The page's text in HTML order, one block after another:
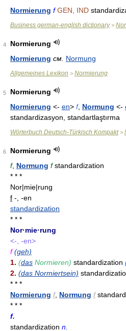
Normierung f GEN, IND
Business german-english dictionary>
4
Normierung
Normierung см. Normung
Allgemeines Lexikon > Normierung
5
Normierung
Normierung <- en> f, Normung <-
standardizasyon, standartlaştırma
Wörterbuch Deutsch-Türkisch Kompakt>
6
Normierung
f, Normung fstandardization
* * *
Nor|mie|rung
f -, -en
standardization
* * *
Nor·mie·rung
<-, -en>
f (geh)
1. (das Normieren) standardization
2. (das Normiertsein)
* * *
Normierung f, Normung f
* * *
f.
standardization n.